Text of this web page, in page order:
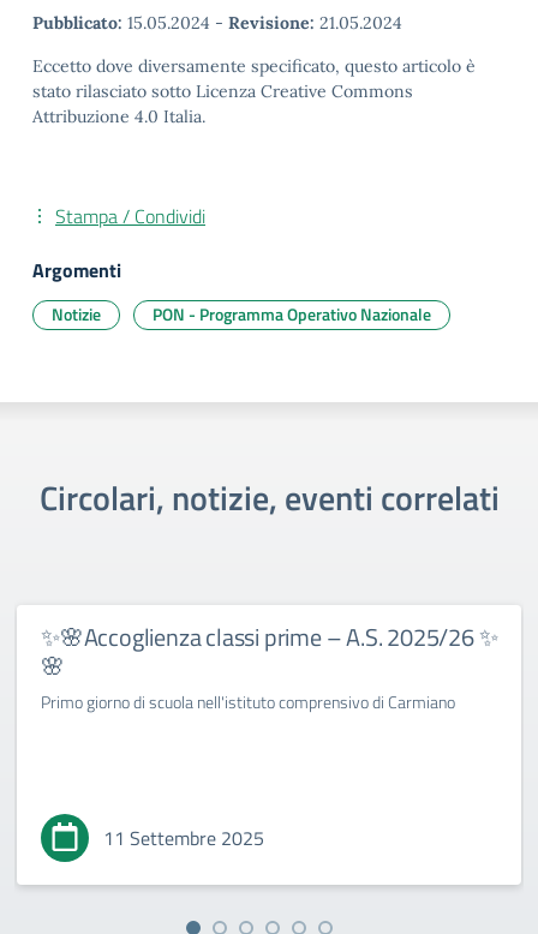
Pubblicato: 15.05.2024 - Revisione: 21.05.2024
Eccetto dove diversamente specificato, questo articolo è
stato rilasciato sotto Licenza Creative Commons
Attribuzione 4.0 Italia.
Stampa / Condividi
Argomenti
Notizie PON - Programma Operativo Nazionale
Circolari, notizie, eventi correlati
✨🌸Accoglienza classi prime – A.S. 2025/26 ✨
🌸
Primo giorno di scuola nell'istituto comprensivo di Carmiano
11 Settembre 2025